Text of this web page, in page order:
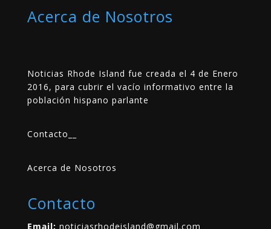
Acerca de Nosotros
Noticias Rhode Island fue creada el 4 de Enero
2016, para cubrir el vacío informativo entre la
población hispano parlante
Contacto
Acerca de Nosotros
Contacto
Email: noticiasrhodeisland@gmail.com